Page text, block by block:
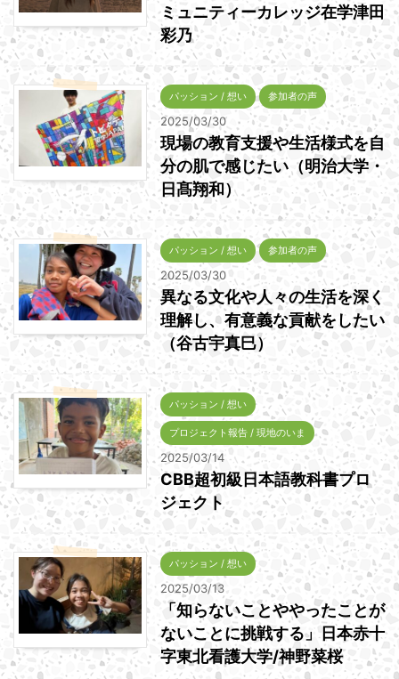
ミュニティーカレッジ在学津田
彩乃
パッション / 想い 参加者の声
2025/03/30
現場の教育支援や生活様式を自
分の肌で感じたい（明治大学・
日髙翔和）
パッション / 想い 参加者の声
2025/03/30
異なる文化や人々の生活を深く
理解し、有意義な貢献をしたい
（谷古宇真巳）
パッション / 想い
プロジェクト報告 / 現地のいま
2025/03/14
CBB超初級日本語教科書プロ
ジェクト
パッション / 想い
2025/03/13
「知らないことややったことが
ないことに挑戦する」日本赤十
字東北看護大学/神野菜桜